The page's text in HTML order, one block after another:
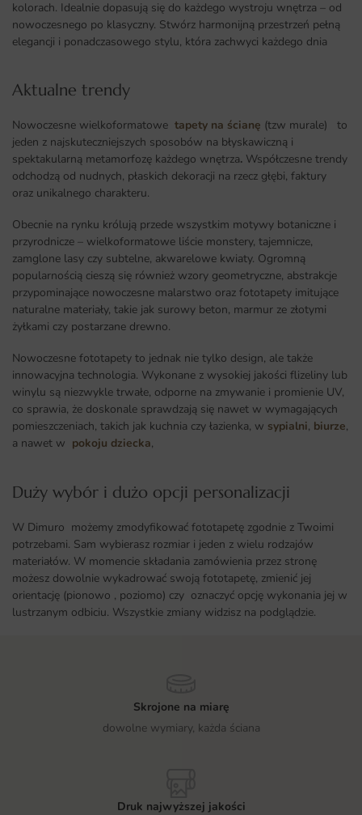
kolorach. Idealnie dopasują się do każdego wystroju wnętrza – od
nowoczesnego po klasyczny. Stwórz harmonijną przestrzeń pełną
elegancji i ponadczasowego stylu, która zachwyci każdego dnia
Aktualne trendy​
Nowoczesne wielkoformatowe tapety na ścianę (tzw murale) to
jeden z najskuteczniejszych sposobów na błyskawiczną i
spektakularną metamorfozę każdego wnętrza. Współczesne trendy
odchodzą od nudnych, płaskich dekoracji na rzecz głębi, faktury
oraz unikalnego charakteru.
Obecnie na rynku królują przede wszystkim motywy botaniczne i
przyrodnicze – wielkoformatowe liście monstery, tajemnicze,
zamglone lasy czy subtelne, akwarelowe kwiaty. Ogromną
popularnością cieszą się również wzory geometryczne, abstrakcje
przypominające nowoczesne malarstwo oraz fototapety imitujące
naturalne materiały, takie jak surowy beton, marmur ze złotymi
żyłkami czy postarzane drewno.
Nowoczesne fototapety to jednak nie tylko design, ale także
innowacyjna technologia. Wykonane z wysokiej jakości flizeliny lub
winylu są niezwykle trwałe, odporne na zmywanie i promienie UV,
co sprawia, że doskonale sprawdzają się nawet w wymagających
pomieszczeniach, takich jak kuchnia czy łazienka, w sypialni, biurze,
a nawet w pokoju dziecka,
Duży wybór i dużo opcji personalizacji ​
W Dimuro możemy zmodyfikować fototapetę zgodnie z Twoimi
potrzebami. Sam wybierasz rozmiar i jeden z wielu rodzajów
materiałów. W momencie składania zamówienia przez stronę
możesz dowolnie wykadrować swoją fototapetę, zmienić jej
orientację (pionowo , poziomo) czy oznaczyć opcję wykonania jej w
lustrzanym odbiciu. Wszystkie zmiany widzisz na podglądzie.
Skrojone na miarę
dowolne wymiary, każda ściana
Druk najwyższej jakości